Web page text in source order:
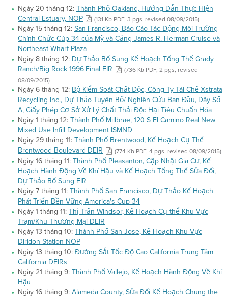
Ngày 20 tháng 12:Thành Phố Oakland, Hướng Dẫn Thực Hiện
Central Estuary, NOP
(131 Kb PDF, 3 pgs, revised 08/09/2015)
Ngày 15 tháng 12:San Francisco, Báo Cáo Tác Động Môi Trường
Chính Chức Cúp 34 của Mỹ và Cảng James R. Herman Cruise và
Northeast Wharf Plaza
Ngày 8 tháng 12: Dự Thảo Bổ Sung Kế Hoạch Tổng Thể Grady
Ranch/Big Rock 1996 Final EIR
(736 Kb PDF, 2 pgs, revised
08/09/2015)
Ngày 6 tháng 12:Bộ Kiểm Soát Chất Độc, Công Ty Tái Chế Xstrata
Recycling Inc., Dự Thảo Tuyên Bố/ Nghiên Cứu Ban Đầu, Dãy Số
A, Giấy Phép Cơ Sở Xử Lý Chất Thải Độc Hại Tiêu Chuẩn Hóa
Ngày 1 tháng 12:Thành Phố Millbrae, 120 S El Camino Real New
Mixed Use Infill Development ISMND
Ngày 29 tháng 11:Thành Phố Brentwood, Kế Hoạch Cụ Thể
Brentwood Boulevard DEIR
(774 Kb PDF, 4 pgs, revised 08/09/2015)
Ngày 16 tháng 11:Thành Phố Pleasanton, Cập Nhật Gia Cư, Kế
Hoạch Hành Động Về Khí Hậu và Kế Hoạch Tổng Thể Sửa Đổi,
Dự Thảo Bổ Sung EIR
Ngày 7 tháng 11:Thành Phố San Francisco, Dự Thảo Kế Hoạch
Phát Triển Bền Vững America's Cup 34
Ngày 1 tháng 11:Thị Trấn Windsor, Kế Hoạch Cụ thể Khu Vực
Trạm/Khu Thương Mại DEIR
Ngày 13 tháng 10:Thành Phố San Jose, Kế Hoạch Khu Vực
Diridon Station NOP
Ngày 13 tháng 10:Đường Sắt Tốc Độ Cao California Trung Tâm
California DEIRs
Ngày 21 tháng 9:Thành Phố Vallejo, Kế Hoạch Hành Động Về Khí
Hậu
Ngày 16 tháng 9:Alameda County, Sửa Đổi Kế Hoạch Chung the